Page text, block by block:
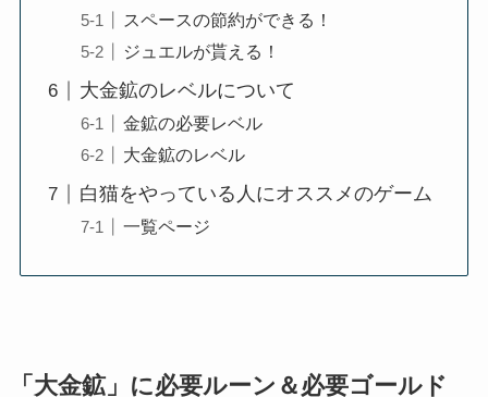
スペースの節約ができる！
ジュエルが貰える！
大金鉱のレベルについて
金鉱の必要レベル
大金鉱のレベル
白猫をやっている人にオススメのゲーム
一覧ページ
「大金鉱」に必要ルーン＆必要ゴールド